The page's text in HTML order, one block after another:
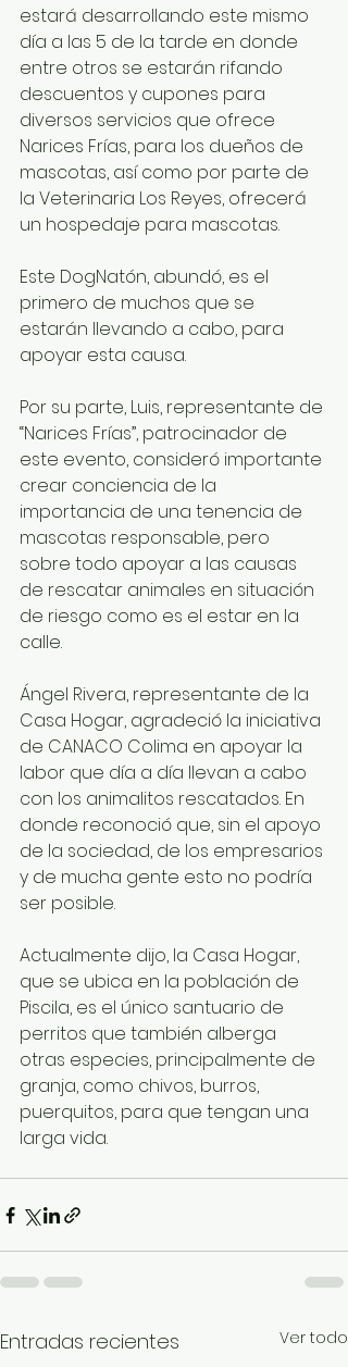
estará desarrollando este mismo
día a las 5 de la tarde en donde
entre otros se estarán rifando
descuentos y cupones para
diversos servicios que ofrece
Narices Frías, para los dueños de
mascotas, así como por parte de
la Veterinaria Los Reyes, ofrecerá
un hospedaje para mascotas.
Este DogNatón, abundó, es el
primero de muchos que se
estarán llevando a cabo, para
apoyar esta causa.
Por su parte, Luis, representante de
“Narices Frías”, patrocinador de
este evento, consideró importante
crear conciencia de la
importancia de una tenencia de
mascotas responsable, pero
sobre todo apoyar a las causas
de rescatar animales en situación
de riesgo como es el estar en la
calle.
Ángel Rivera, representante de la
Casa Hogar, agradeció la iniciativa
de CANACO Colima en apoyar la
labor que día a día llevan a cabo
con los animalitos rescatados. En
donde reconoció que, sin el apoyo
de la sociedad, de los empresarios
y de mucha gente esto no podría
ser posible.
Actualmente dijo, la Casa Hogar,
que se ubica en la población de
Piscila, es el único santuario de
perritos que también alberga
otras especies, principalmente de
granja, como chivos, burros,
puerquitos, para que tengan una
larga vida.
Entradas recientes Ver todo